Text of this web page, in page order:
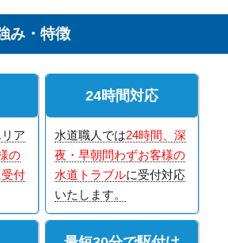
み・特徴
ア
の
付
24時間対応
水道職人では24時間、深
夜・早朝問わずお客様の
水道トラブルに受付対応
いたします。